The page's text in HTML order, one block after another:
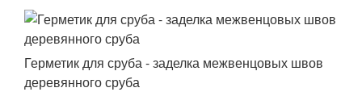
Герметик для сруба - заделка межвенцовых швов
деревянного сруба